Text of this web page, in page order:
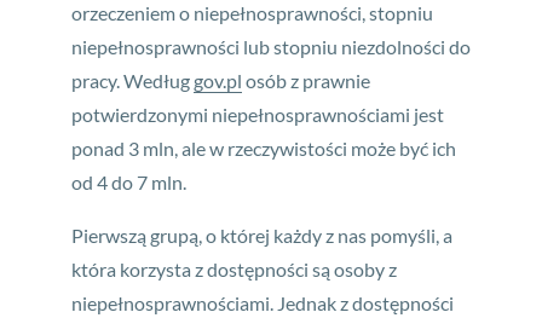
orzeczeniem o niepełnosprawności, stopniu
niepełnosprawności lub stopniu niezdolności do
pracy. Według gov.pl osób z prawnie
potwierdzonymi niepełnosprawnościami jest
ponad 3 mln, ale w rzeczywistości może być ich
od 4 do 7 mln.
Pierwszą grupą, o której każdy z nas pomyśli, a
która korzysta z dostępności są osoby z
niepełnosprawnościami. Jednak z dostępności